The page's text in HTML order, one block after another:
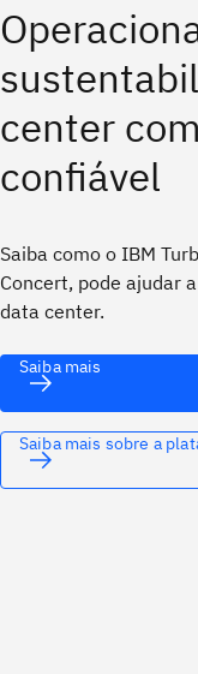
center
confiável
Saiba como o IBM
Concert, pode ajudar
data center.
Saiba mais
Saiba mais sobre a